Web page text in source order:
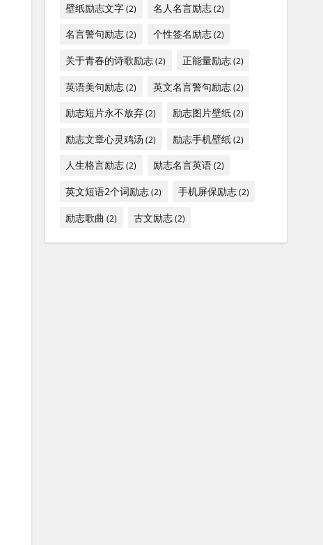
壁纸励志文字(2) 名人名言励志(2)
名言警句励志(2) 个性签名励志(2)
关于青春的诗歌励志(2) 正能量励志(2)
英语美句励志(2) 英文名言警句励志(2)
励志短片永不放弃(2) 励志图片壁纸(2)
励志文章心灵鸡汤 (2) 励志手机壁纸(2)
人生格言励志(2) 励志名言英语(2)
英文短语2个词励志(2) 手机屏保励志(2)
励志歌曲 (2) 古文励志(2)